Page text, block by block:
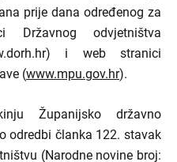
prije dana određenog za
Državnog odvjetništva
i web stranici
(www.mpu.gov.hr).
Županijsko državno
odredbi članka 122. stavak
(Narodne novine broj: